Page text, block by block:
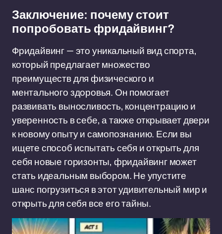
Заключение: почему стоит
попробовать фридайвинг?
Фридайвинг — это уникальный вид спорта,
который предлагает множество
преимуществ для физического и
ментального здоровья. Он помогает
развивать выносливость, концентрацию и
уверенность в себе, а также открывает двери
к новому опыту и самопознанию. Если вы
ищете способ испытать себя и открыть для
себя новые горизонты, фридайвинг может
стать идеальным выбором. Не упустите
шанс погрузиться в этот удивительный мир и
открыть для себя все его тайны.